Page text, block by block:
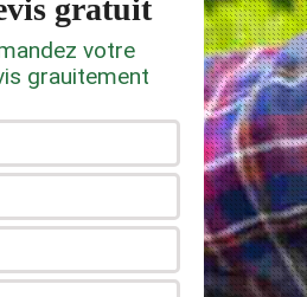
gratuit
votre
grauitement